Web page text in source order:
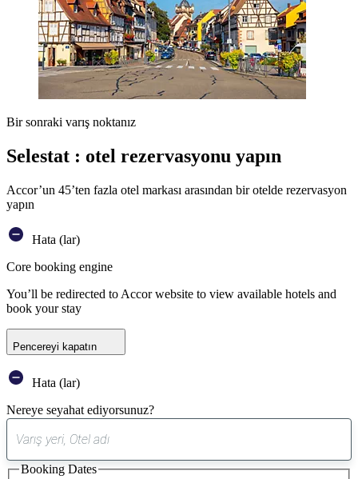
Bir sonraki varış noktanız
Selestat : otel rezervasyonu yapın
Accor’un 45’ten fazla otel markası arasından bir otelde rezervasyon
yapın
Hata (lar)
Core booking engine
You’ll be redirected to Accor website to view available hotels and
book your stay
Pencereyi kapatın
Hata (lar)
Nereye seyahat ediyorsunuz?
öneri
bulundu
Booking Dates